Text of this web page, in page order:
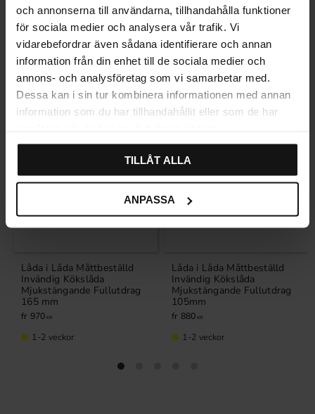
och annonserna till användarna, tillhandahålla funktioner
för sociala medier och analysera vår trafik. Vi
vidarebefordrar även sådana identifierare och annan
information från din enhet till de sociala medier och
annons- och analysföretag som vi samarbetar med.
Dessa kan i sin tur kombinera informationen med annan
information som du har tillhandahållit eller som de har
TILLÅT ALLA
ANPASSA
Relaterade produkter
Låda i Låda Måttbeställd
Invändig Kökslåda
Mjukstängande Fullutdrag
165 mm
970KR
1-2 veckor
Låda i Låda Måttbeställd
Invändig Kökslåda
Mjukstängande Fullutdrag
105mm
880KR
1-2 veckor